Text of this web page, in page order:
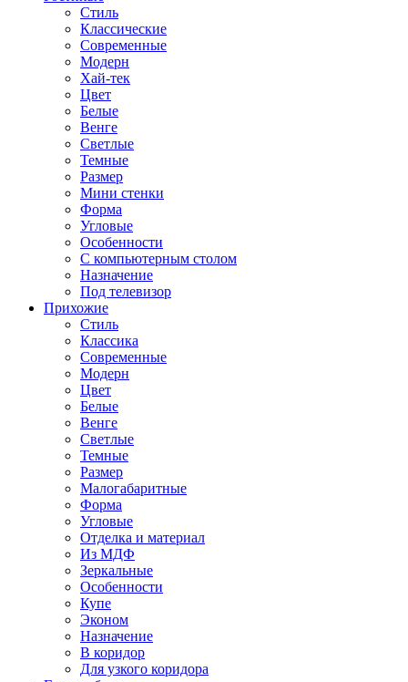
Стиль
Классические
Современные
Модерн
Хай-тек
Цвет
Белые
Венге
Светлые
Темные
Размер
Мини стенки
Форма
Угловые
Особенности
С компьютерным столом
Назначение
Под телевизор
Прихожие
Стиль
Классика
Современные
Модерн
Цвет
Белые
Венге
Светлые
Темные
Размер
Малогабаритные
Форма
Угловые
Отделка и материал
Из МДФ
Зеркальные
Особенности
Купе
Эконом
Назначение
В коридор
Для узкого коридора